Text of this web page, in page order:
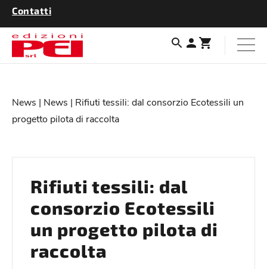
Contatti
News | News | Rifiuti tessili: dal consorzio Ecotessili un
progetto pilota di raccolta
Rifiuti tessili: dal
consorzio Ecotessili
un progetto pilota di
raccolta